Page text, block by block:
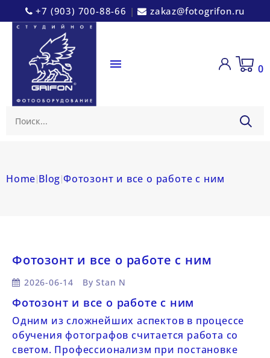
+7 (903) 700-88-66 | zakaz@fotogrifon.ru
 0
Home Blog Фотозонт и все о работе с ним
Фотозонт и все о работе с ним
2026-06-14 ByStan N
Фотозонт и все о работе с ним
Одним из сложнейших аспектов в процессе
обучения фотографов считается работа со
светом. Профессионализм при постановке